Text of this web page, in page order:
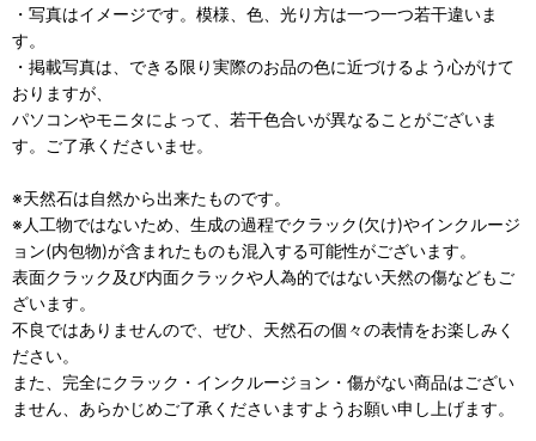
・写真はイメージです。模様、色、光り方は一つ一つ若干違いま
す。
・掲載写真は、できる限り実際のお品の色に近づけるよう心がけて
おりますが、
パソコンやモニタによって、若干色合いが異なることがございま
す。ご了承くださいませ。
※天然石は自然から出来たものです。
※人工物ではないため、生成の過程でクラック(欠け)やインクルージ
ョン(内包物)が含まれたものも混入する可能性がございます。
表面クラック及び内面クラックや人為的ではない天然の傷などもご
ざいます。
不良ではありませんので、ぜひ、天然石の個々の表情をお楽しみく
ださい。
また、完全にクラック・インクルージョン・傷がない商品はござい
ません、あらかじめご了承くださいますようお願い申し上げます。